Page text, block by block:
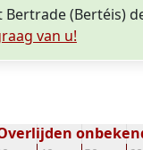
(Bertéis)
van u!